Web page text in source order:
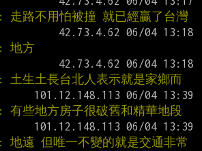
走路不用怕被撞 就已經贏了台灣
地方
: 土生土長台北人表示就是家鄉而
: 有些地方房子很破舊和精華地段
: 地遠 但唯一不變的就是交通非常